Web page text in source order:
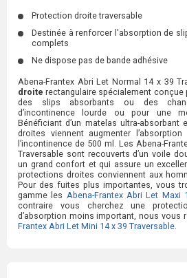
Protection droite traversable
Destinée à renforcer l'absorption de
complets
Ne dispose pas de bande adhésive
Abena-Frantex Abri Let Normal 14 x 39
droite rectangulaire spécialement conçue
des slips absorbants ou des
d’incontinence lourde ou pour une
Bénéficiant d’un matelas ultra-
droites viennent augmenter
l’incontinence de 500 ml. Les Abena-
Traversable sont recouverts d’un voile
un grand confort et qui assure un
protections droites conviennent aux
Pour des fuites plus importantes, vous
gamme les Abena-Frantex Abri Let Maxi
contraire vous cherchez une
d’absorption moins important, nous vous
Frantex Abri Let Mini 14 x 39 Traversable